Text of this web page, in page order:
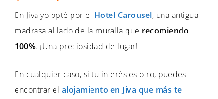
En Jiva yo opté por el Hotel Carousel, una antigua
madrasa al lado de la muralla que recomiendo
100%. ¡Una preciosidad de lugar!
En cualquier caso, si tu interés es otro, puedes
encontrar el alojamiento en Jiva que más te